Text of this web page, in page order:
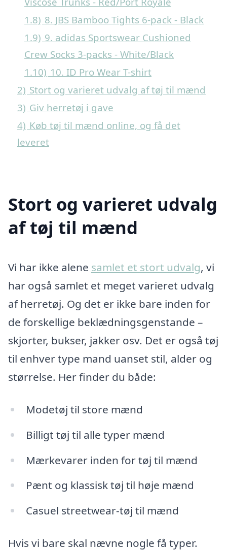
1.8) 8. JBS Bamboo Tights 6-pack - Black
1.9) 9. adidas Sportswear Cushioned
Crew Socks 3-packs - White/Black
1.10) 10. ID Pro Wear T-shirt
2) Stort og varieret udvalg af tøj til mænd
3) Giv herretøj i gave
4) Køb tøj til mænd online, og få det
leveret
Stort og varieret udvalg
af tøj til mænd
Vi har ikke alene samlet et stort udvalg, vi
har også samlet et meget varieret udvalg
af herretøj. Og det er ikke bare inden for
de forskellige beklædningsgenstande –
skjorter, bukser, jakker osv. Det er også tøj
til enhver type mand uanset stil, alder og
størrelse. Her finder du både:
Modetøj til store mænd
Billigt tøj til alle typer mænd
Mærkevarer inden for tøj til mænd
Pænt og klassisk tøj til høje mænd
Casuel streetwear-tøj til mænd
Hvis vi bare skal nævne nogle få typer.